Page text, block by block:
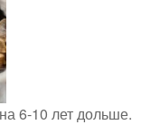
6-10 лет дольше.